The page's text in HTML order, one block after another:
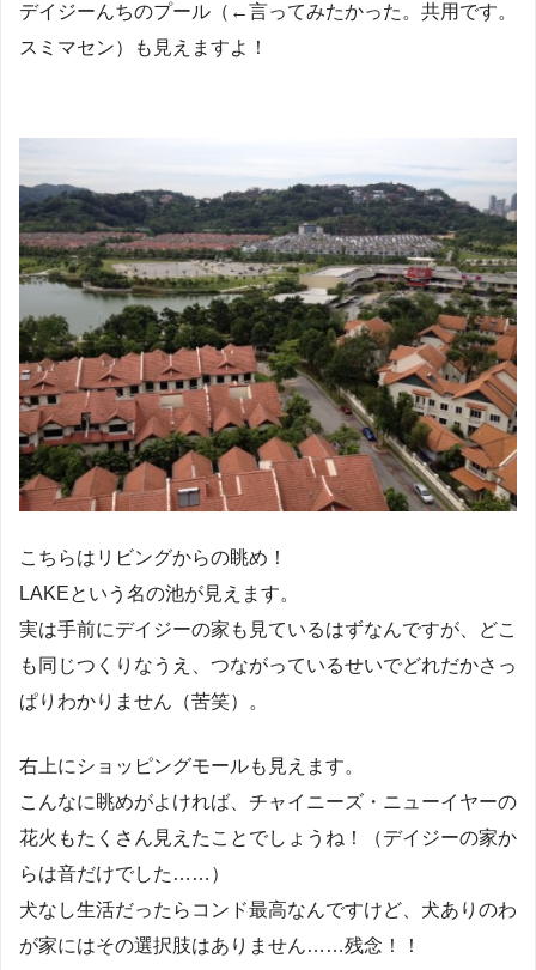
デイジーんちのプール（←言ってみたかった。共用です。
スミマセン）も見えますよ！
こちらはリビングからの眺め！
LAKEという名の池が見えます。
実は手前にデイジーの家も見ているはずなんですが、どこ
も同じつくりなうえ、つながっているせいでどれだかさっ
ぱりわかりません（苦笑）。
右上にショッピングモールも見えます。
こんなに眺めがよければ、チャイニーズ・ニューイヤーの
花火もたくさん見えたことでしょうね！（デイジーの家か
らは音だけでした……）
犬なし生活だったらコンド最高なんですけど、犬ありのわ
が家にはその選択肢はありません……残念！！